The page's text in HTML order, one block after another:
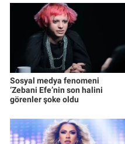
Sosyal medya fenomeni
‘Zebani Efe’nin son halini
görenler şoke oldu